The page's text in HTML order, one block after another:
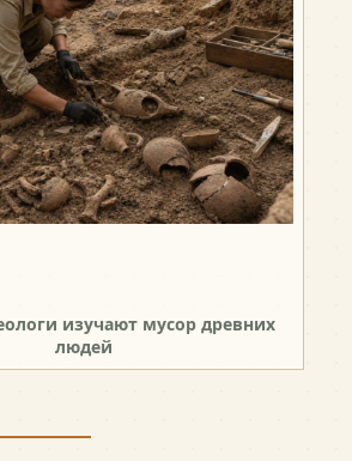
изучают мусор древних
людей